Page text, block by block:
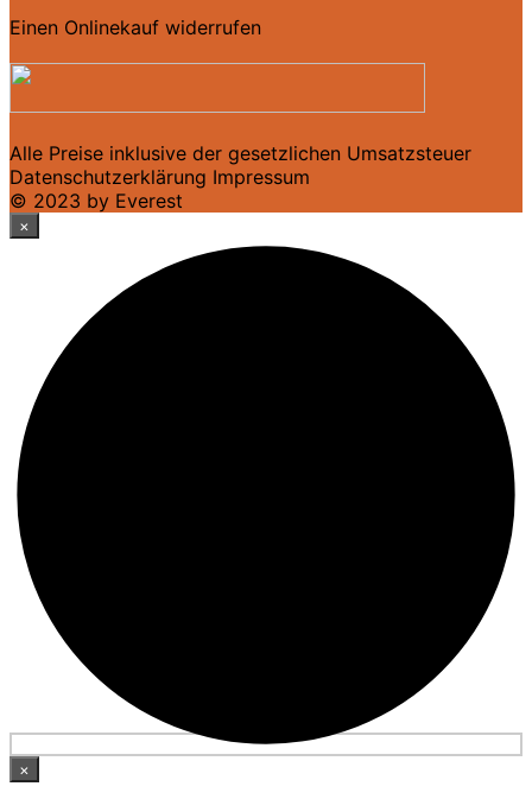
Einen Onlinekauf widerrufen
Alle Preise inklusive der gesetzlichen Umsatzsteuer
Datenschutzerklärung Impressum
© 2023 by Everest
×
×